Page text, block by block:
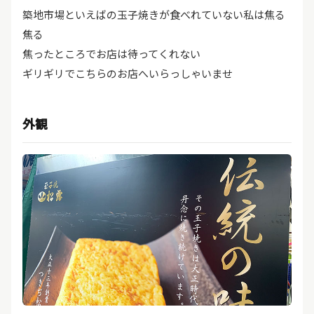
築地市場といえばの玉子焼きが食べれていない私は焦る
焦る
焦ったところでお店は待ってくれない
ギリギリでこちらのお店へいらっしゃいませ
外観